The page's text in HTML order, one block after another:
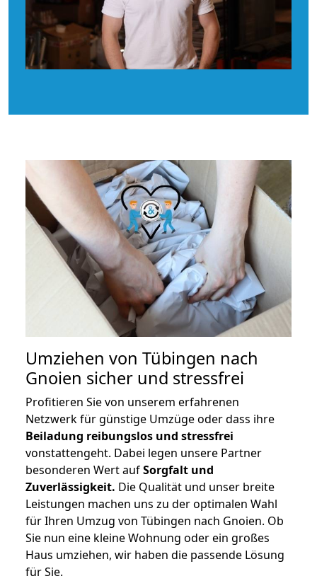
Umziehen von Tübingen nach
Gnoien sicher und stressfrei
Profitieren Sie von unserem erfahrenen
Netzwerk für günstige Umzüge oder dass ihre
Beiladung reibungslos und stressfrei
vonstattengeht. Dabei legen unsere Partner
besonderen Wert aufSorgfalt und
Zuverlässigkeit. Die Qualität und unser breite
Leistungen machen uns zu der optimalen Wahl
für Ihren Umzug von Tübingen nach Gnoien. Ob
Sie nun eine kleine Wohnung oder ein großes
Haus umziehen, wir haben die passende Lösung
für Sie.